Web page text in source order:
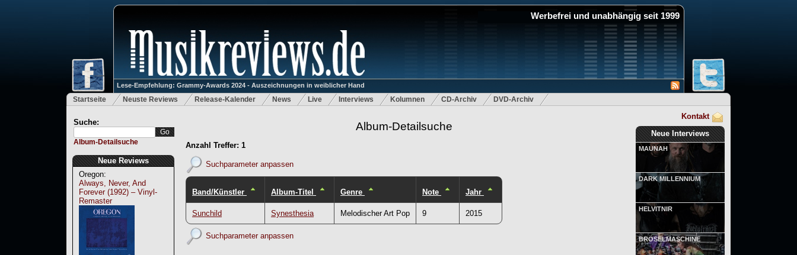
Werbefrei und unabhängig seit 1999
Lese-Empfehlung: Grammy-Awards 2024 - Auszeichnungen in weiblicher Hand
Startseite Neuste Reviews Release-Kalender News Live Interviews Kolumnen CD-Archiv DVD-Archiv
Suche:
Album-Detailsuche
Neue Reviews
Oregon:
Always, Never, And
Forever (1992) – Vinyl-
Remaster
Kontakt
Neue Interviews
MAUNAH
DARK MILLENNIUM
HELVITNIR
BRÖSELMASCHINE
Album-Detailsuche
Anzahl Treffer: 1
Suchparameter anpassen
Band/Künstler Album-Titel Genre Note Jahr
Sunchild Synesthesia Melodischer Art Pop 9 2015
Suchparameter anpassen